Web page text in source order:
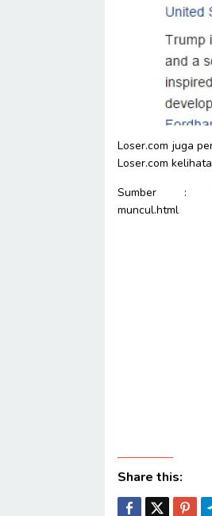
Loser.com juga
Loser.com
Sumber : http://
muncul.html
Share this: